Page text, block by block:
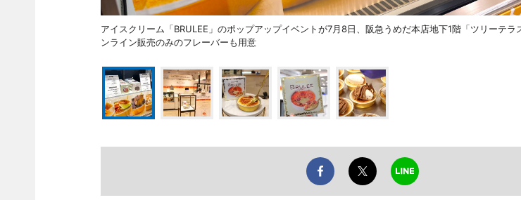
アイスクリーム「BRULEE」のポップアップイベントが7月8日、阪急うめだ本店地下1階「ツリーテラ
ンライン販売のみのフレーバーも用意